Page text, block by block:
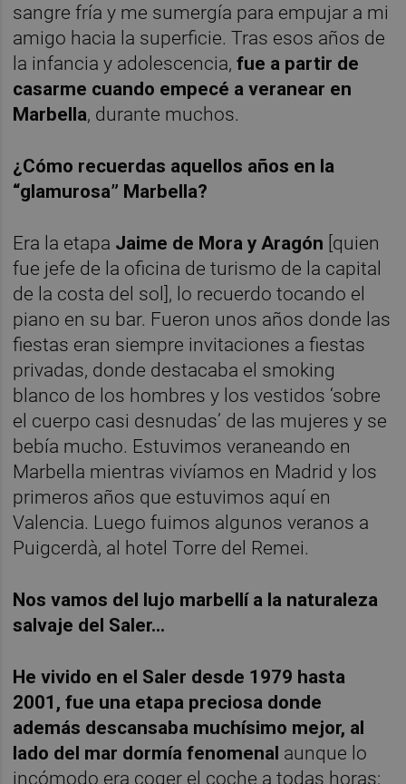
sangre fría y me sumergía para empujar a mi
amigo hacia la superficie. Tras esos años de
la infancia y adolescencia,fue a partir de
casarme cuando empecé a veranear en
Marbella, durante muchos.
¿Cómo recuerdas aquellos años en la
“glamurosa” Marbella?
Era la etapa Jaime de Mora y Aragón [quien
fue jefe de la oficina de turismo de la capital
de la costa del sol], lo recuerdo tocando el
piano en su bar. Fueron unos años donde las
fiestas eran siempre invitaciones a fiestas
privadas, donde destacaba el smoking
blanco de los hombres y los vestidos ‘sobre
el cuerpo casi desnudas’ de las mujeres y se
bebía mucho. Estuvimos veraneando en
Marbella mientras vivíamos en Madrid y los
primeros años que estuvimos aquí en
Valencia. Luego fuimos algunos veranos a
Puigcerdà, al hotel Torre del Remei.
Nos vamos del lujo marbellí a la naturaleza
salvaje del Saler…
He vivido en el Saler desde 1979 hasta
2001, fue una etapa preciosa donde
además descansaba muchísimo mejor, al
lado del mar dormía fenomenal aunque lo
incómodo era coger el coche a todas horas;